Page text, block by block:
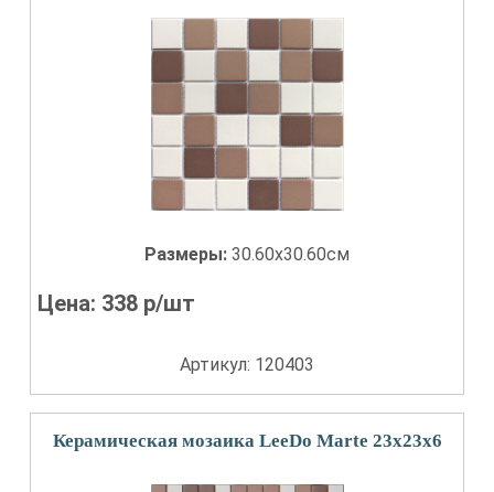
Размеры: 30.60x30.60см
Цена: 338 р/шт
Артикул: 120403
Керамическая мозаика LeeDo Marte 23x23x6